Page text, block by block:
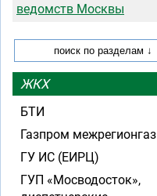
ведомств Москвы
ЖКХ
БТИ
Газпром межрегионгаз
ГУ ИС (ЕИРЦ)
ГУП «Мосводосток»,